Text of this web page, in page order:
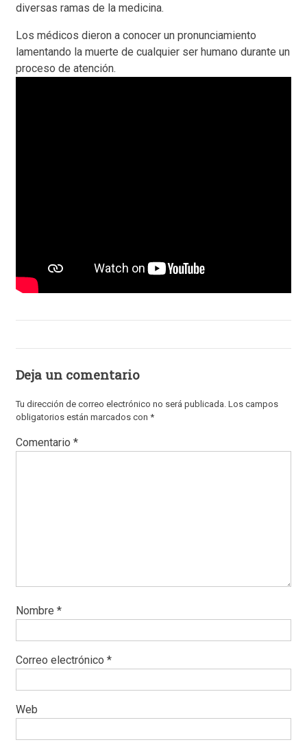
diversas ramas de la medicina.
Los médicos dieron a conocer un pronunciamiento
lamentando la muerte de cualquier ser humano durante un
proceso de atención.
Deja un comentario
Tu dirección de correo electrónico no será publicada. Los campos
obligatorios están marcados con *
Comentario *
Nombre *
Correo electrónico *
Web